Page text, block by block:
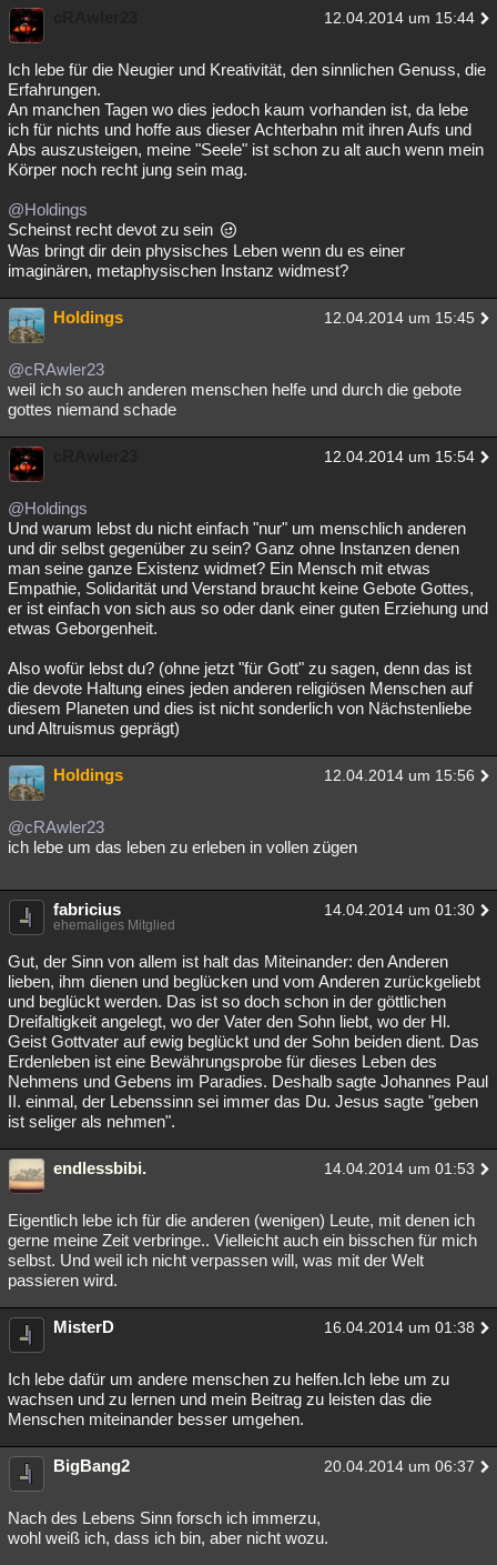
12.04.2014 um 15:44
Ich lebe für die Neugier und Kreativität, den sinnlichen Genuss, die
Erfahrungen.
An manchen Tagen wo dies jedoch kaum vorhanden ist, da lebe
ich für nichts und hoffe aus dieser Achterbahn mit ihren Aufs und
Abs auszusteigen, meine "Seele" ist schon zu alt auch wenn mein
Körper noch recht jung sein mag.
@Holdings
Scheinst recht devot zu sein
Was bringt dir dein physisches Leben wenn du es einer
imaginären, metaphysischen Instanz widmest?
Holdings 12.04.2014 um 15:45
@cRAwler23
weil ich so auch anderen menschen helfe und durch die gebote
gottes niemand schade
12.04.2014 um 15:54
@Holdings
Und warum lebst du nicht einfach "nur" um menschlich anderen
und dir selbst gegenüber zu sein? Ganz ohne Instanzen denen
man seine ganze Existenz widmet? Ein Mensch mit etwas
Empathie, Solidarität und Verstand braucht keine Gebote Gottes,
er ist einfach von sich aus so oder dank einer guten Erziehung und
etwas Geborgenheit.
Also wofür lebst du? (ohne jetzt "für Gott" zu sagen, denn das ist
die devote Haltung eines jeden anderen religiösen Menschen auf
diesem Planeten und dies ist nicht sonderlich von Nächstenliebe
und Altruismus geprägt)
Holdings 12.04.2014 um 15:56
@cRAwler23
ich lebe um das leben zu erleben in vollen zügen
fabricius 14.04.2014 um 01:30
ehemaliges Mitglied
Gut, der Sinn von allem ist halt das Miteinander: den Anderen
lieben, ihm dienen und beglücken und vom Anderen zurückgeliebt
und beglückt werden. Das ist so doch schon in der göttlichen
Dreifaltigkeit angelegt, wo der Vater den Sohn liebt, wo der Hl.
Geist Gottvater auf ewig beglückt und der Sohn beiden dient. Das
Erdenleben ist eine Bewährungsprobe für dieses Leben des
Nehmens und Gebens im Paradies. Deshalb sagte Johannes Paul
II. einmal, der Lebenssinn sei immer das Du. Jesus sagte "geben
ist seliger als nehmen".
endlessbibi. 14.04.2014 um 01:53
Eigentlich lebe ich für die anderen (wenigen) Leute, mit denen ich
gerne meine Zeit verbringe.. Vielleicht auch ein bisschen für mich
selbst. Und weil ich nicht verpassen will, was mit der Welt
passieren wird.
MisterD 16.04.2014 um 01:38
Ich lebe dafür um andere menschen zu helfen.Ich lebe um zu
wachsen und zu lernen und mein Beitrag zu leisten das die
Menschen miteinander besser umgehen.
BigBang2 20.04.2014 um 06:37
Nach des Lebens Sinn forsch ich immerzu,
wohl weiß ich, dass ich bin, aber nicht wozu.